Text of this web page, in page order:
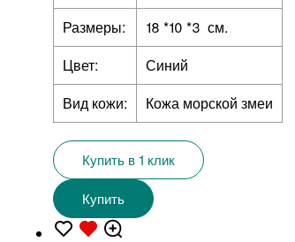
Размеры:
18 *10 *3 см.
Цвет:
Синий
Вид кожи:
Кожа морской змеи
Купить в 1 клик
Купить